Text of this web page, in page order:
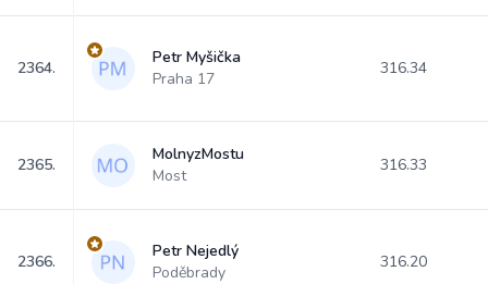
2364.
Petr Myšička
Praha 17
316.34
2365.
MolnyzMostu
Most
316.33
2366.
Petr Nejedlý
Poděbrady
316.20